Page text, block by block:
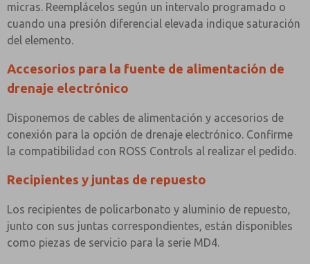
micras. Reemplácelos según un intervalo programado o
cuando una presión diferencial elevada indique saturación
del elemento.
Accesorios para la fuente de alimentación de
drenaje electrónico
Disponemos de cables de alimentación y accesorios de
conexión para la opción de drenaje electrónico. Confirme
la compatibilidad con ROSS Controls al realizar el pedido.
Recipientes y juntas de repuesto
Los recipientes de policarbonato y aluminio de repuesto,
junto con sus juntas correspondientes, están disponibles
como piezas de servicio para la serie MD4.